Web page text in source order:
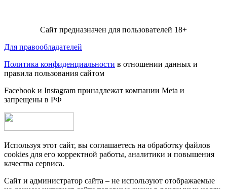
Сайт предназначен для пользователей 18+
Для правообладателей
Политика конфиденциальности в отношении данных и
правила пользования сайтом
Facebook и Instagram принадлежат компании Metа и
запрещены в РФ
Используя этот сайт, вы соглашаетесь на обработку файлов
cookies для его корректной работы, аналитики и повышения
качества сервиса.
Сайт и администратор сайта – не используют отображаемые